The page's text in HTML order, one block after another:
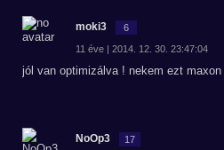
moki3 6
11 éve | 2014. 12. 30. 23:47:04
jól van optimizálva ! nekem ezt
NoOp3 17